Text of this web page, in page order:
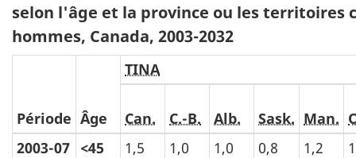
selon l'âge et la province ou les territoires
hommes, Canada, 2003-2032
Période Âge
TINA
Can. C.-B. Alb. Sask. Man.
2003-07 <45 1,5 1,0 1,0 0,8 1,2